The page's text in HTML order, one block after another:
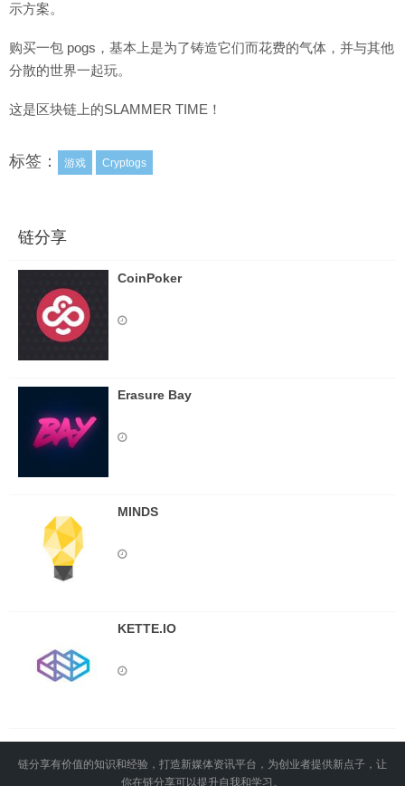
示方案。
购买一包 pogs，基本上是为了铸造它们而花费的气体，并与其他
分散的世界一起玩。
这是区块链上的SLAMMER TIME！
标签： 游戏 Cryptogs
链分享
CoinPoker
Erasure Bay
MINDS
KETTE.IO
链分享有价值的知识和经验，打造新媒体资讯平台，为创业者提供新点子，让
你在链分享可以提升自我和学习。